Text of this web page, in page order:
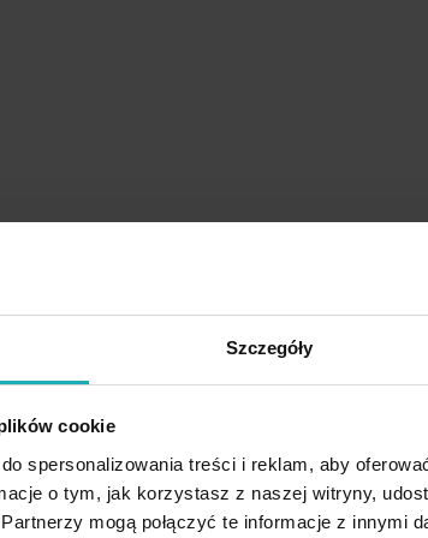
Szczegóły
cookie
spersonalizowania treści i reklam, aby
o tym, jak korzystasz z naszej witryny,
mogą połączyć te informacje z innymi